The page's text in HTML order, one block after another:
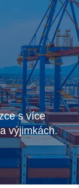
s více
výjimkách.